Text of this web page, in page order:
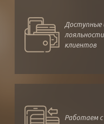
Доступные
клиентов
Работаем с